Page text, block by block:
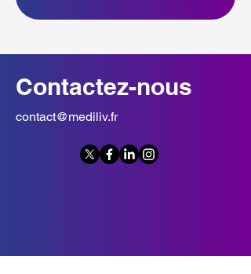
Contactez-nous
contact@mediliv.fr